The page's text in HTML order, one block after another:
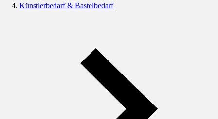
Künstlerbedarf & Bastelbedarf